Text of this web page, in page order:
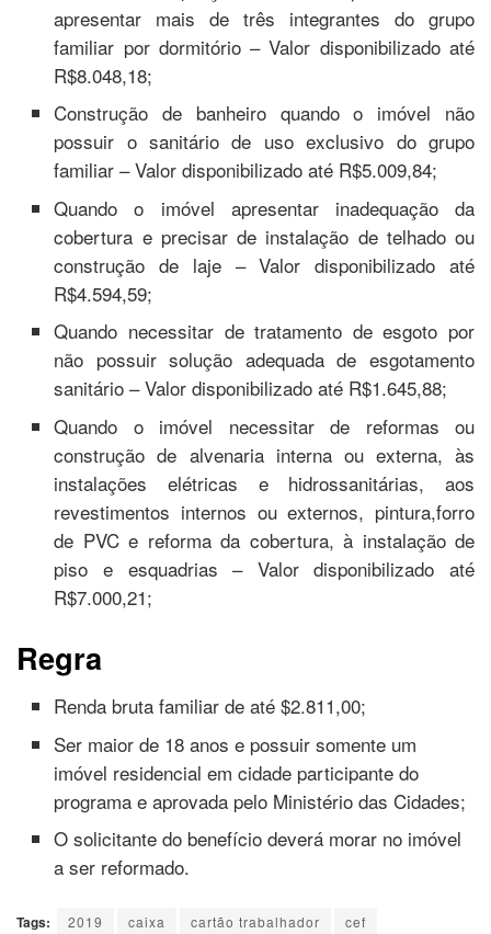
apresentar mais de três integrantes do grupo
familiar por dormitório – Valor disponibilizado até
R$8.048,18;
Construção de banheiro quando o imóvel não
possuir o sanitário de uso exclusivo do grupo
familiar – Valor disponibilizado até R$5.009,84;
Quando o imóvel apresentar inadequação da
cobertura e precisar de instalação de telhado ou
construção de laje – Valor disponibilizado até
R$4.594,59;
Quando necessitar de tratamento de esgoto por
não possuir solução adequada de esgotamento
sanitário – Valor disponibilizado até R$1.645,88;
Quando o imóvel necessitar de reformas ou
construção de alvenaria interna ou externa, às
instalações elétricas e hidrossanitárias, aos
revestimentos internos ou externos, pintura,forro
de PVC e reforma da cobertura, à instalação de
piso e esquadrias – Valor disponibilizado até
R$7.000,21;
Regra
Renda bruta familiar de até $2.811,00;
Ser maior de 18 anos e possuir somente um
imóvel residencial em cidade participante do
programa e aprovada pelo Ministério das Cidades;
O solicitante do benefício deverá morar no imóvel
a ser reformado.
Tags: 2019 caixa cartão trabalhador cef